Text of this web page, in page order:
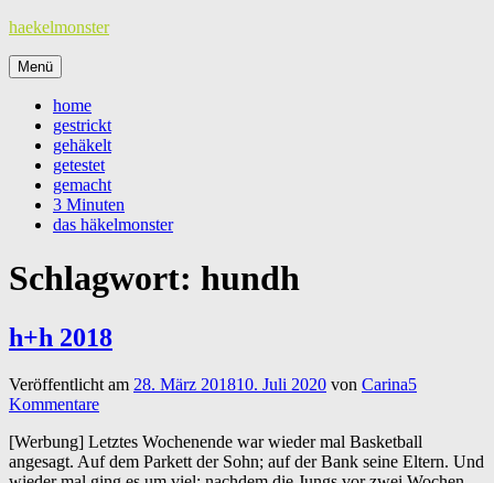
Zum
springen
haekelmonster
Menü
home
gestrickt
gehäkelt
getestet
gemacht
3 Minuten
das häkelmonster
Schlagwort: hundh
h+h 2018
Veröffentlicht am 28. März 201810. Juli 2020 von Carina5
Kommentare
[Werbung] Letztes Wochenende war wieder mal Basketball
angesagt. Auf dem Parkett der Sohn; auf der Bank seine Eltern. Und